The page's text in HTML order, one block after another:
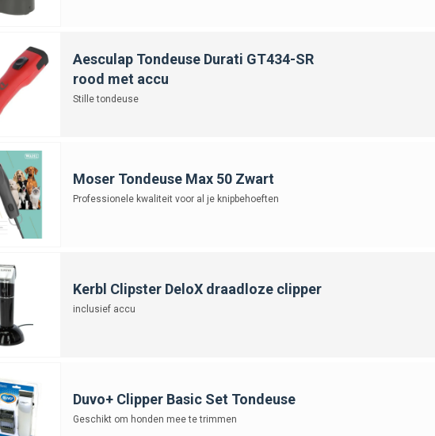
Aesculap Tondeuse Durati GT434-SR
rood met accu
Stille tondeuse
Moser Tondeuse Max 50 Zwart
Professionele kwaliteit voor al je knipbehoeften
Kerbl Clipster DeloX draadloze clipper
inclusief accu
Duvo+ Clipper Basic Set Tondeuse
Geschikt om honden mee te trimmen